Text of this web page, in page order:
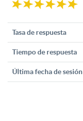
Tasa de respuesta
Tiempo de respuesta
Última fecha de sesión